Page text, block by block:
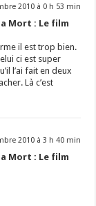
2010 à 0 h 53 min
Mort : Le film
il est trop bien.
ci est super
l’ai fait en deux
Là c’est
2010 à 3 h 40 min
Mort : Le film